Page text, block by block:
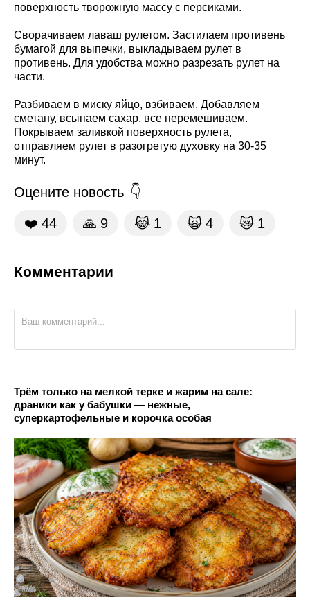
поверхность творожную массу с персиками.
Сворачиваем лаваш рулетом. Застилаем противень
бумагой для выпечки, выкладываем рулет в
противень. Для удобства можно разрезать рулет на
части.
Разбиваем в миску яйцо, взбиваем. Добавляем
сметану, всыпаем сахар, все перемешиваем.
Покрываем заливкой поверхность рулета,
отправляем рулет в разогретую духовку на 30-35
минут.
Оцените новость
❤️ 44 🙏 9 😹 1 🙀 4 😿 1
Комментарии
Трём только на мелкой терке и жарим на сале:
драники как у бабушки — нежные,
суперкартофельные и корочка особая